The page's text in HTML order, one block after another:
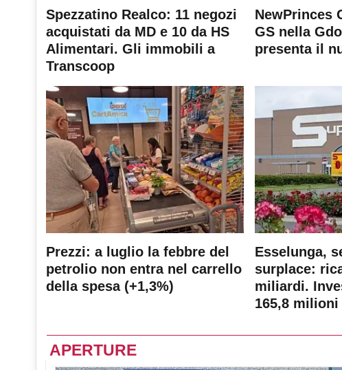
Spezzatino Realco: 11 negozi
acquistati da MD e 10 da HS
Alimentari. Gli immobili a
Transcoop
NewPrinces
GS nella
presenta il
Prezzi: a luglio la febbre del
petrolio non entra nel carrello
della spesa (+1,3%)
Esselunga,
surplace:
miliardi.
165,8 milioni
APERTURE